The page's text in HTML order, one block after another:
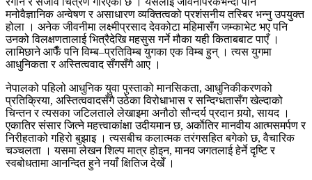
मनोवैज्ञानिक अन्वेषण र असाधारण व्यक्तित्वको प्रशंसनीय तस्बिर भन्नु उपयुक्त
होला । अनेक जीवनीमा लक्ष्मीप्रसाद देवकोटा महिमासँग जम्काभेट भए पनि
उनको विलक्षणतालाई भित्रैदेखि महसुस गर्ने मौका यही किताबबाट पाएँ ।
लामिछाने आफैँ पनि विम्ब–प्रतिविम्ब युगका एक विम्ब हुन् । त्यस युगमा
आधुनिकता र अस्तित्ववाद सँगसँगै आए ।
नेपालको पहिलो आधुनिक युवा पुस्ताको मानसिकता, आधुनिकीकरणको
प्रतिक्रिया, अस्तित्ववादसँगै उठेका विरोधाभास र सन्दिग्धतासँग खेल्दाको
चिन्तन र त्यसका जटिलताले लेखाइमा अनौठो सौन्दर्य प्रदान गर्‍यो, सायद ।
एकातिर संसार जित्ने महत्त्‍वाकांक्षा उदीयमान छ, अर्काेतिर मानवीय आत्मसमर्पण र
निरीहताको गहिरो बुझाइ । त्यसबीच कलात्मक तरंगसहित बगेको छ, वैचारिक
चञ्चलता । यसमा लेखन शिल्प मात्र होइन, मानव जगतलाई हेर्ने दृष्टि र
स्वबोधतामा आनन्दित हुने नयाँ क्षितिज देखेँ ।